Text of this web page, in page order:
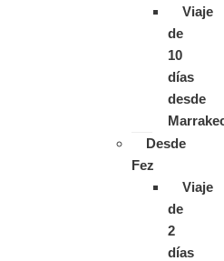
Viaje
de
10
días
desde
Desde
Fez
Viaje
de
2
días